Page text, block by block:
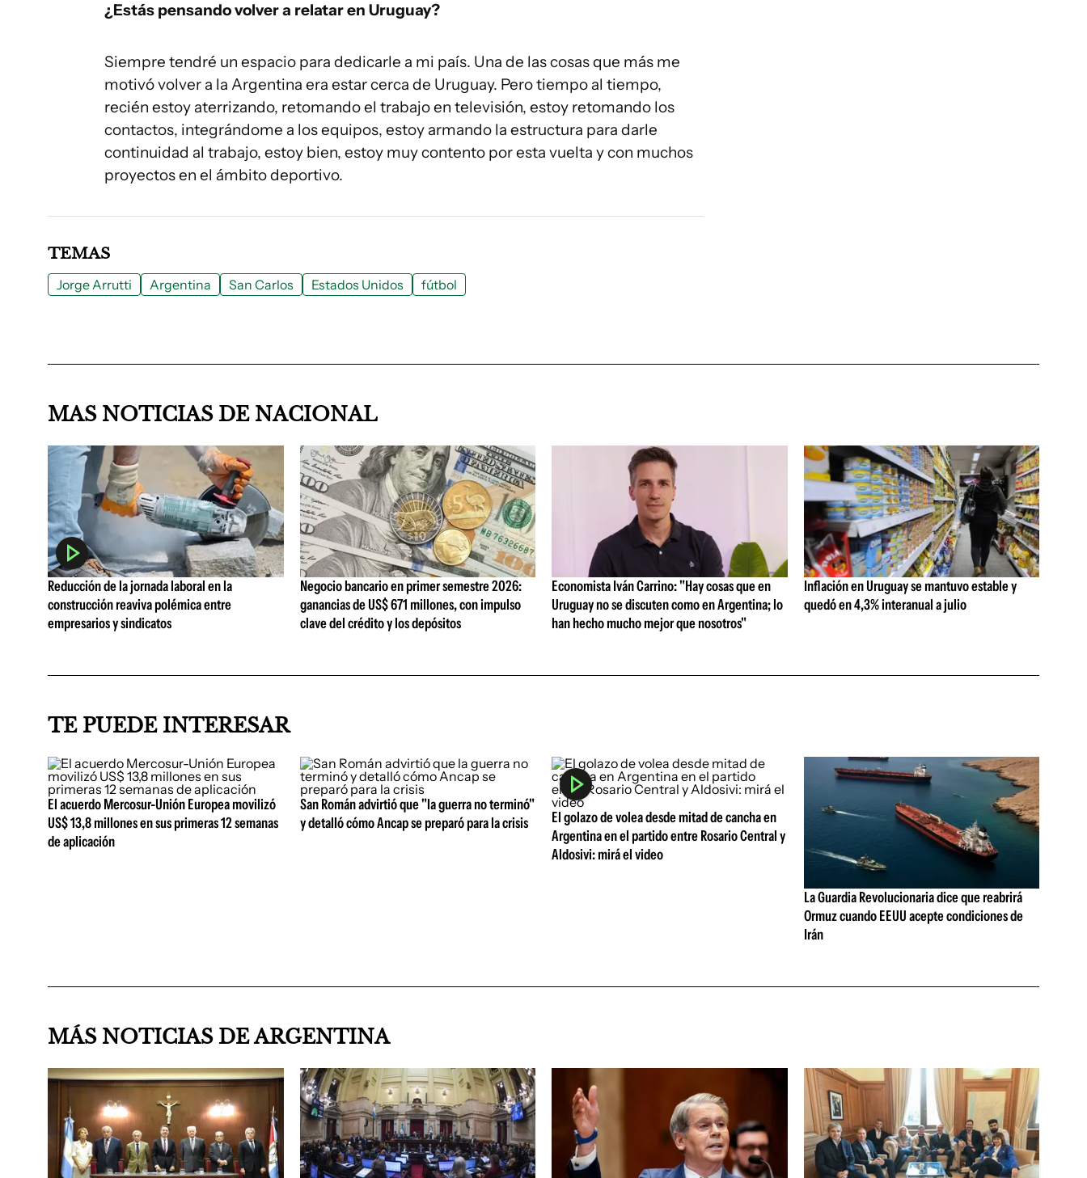
¿Estás pensando volver a relatar en Uruguay?
Siempre tendré un espacio para dedicarle a mi país. Una de las cosas que más me
motivó volver a la Argentina era estar cerca de Uruguay. Pero tiempo al tiempo,
recién estoy aterrizando, retomando el trabajo en televisión, estoy retomando los
contactos, integrándome a los equipos, estoy armando la estructura para darle
continuidad al trabajo, estoy bien, estoy muy contento por esta vuelta y con muchos
proyectos en el ámbito deportivo.
TEMAS
Jorge Arrutti Argentina San Carlos Estados Unidos fútbol
MAS NOTICIAS DE NACIONAL
Reducción de la jornada laboral en la
construcción reaviva polémica entre
empresarios y sindicatos
Negocio bancario en primer semestre 2026:
ganancias de US$ 671 millones, con impulso
clave del crédito y los depósitos
Economista Iván Carrino: "Hay cosas que en
Uruguay no se discuten como en Argentina; lo
han hecho mucho mejor que nosotros"
Inflación en Uruguay se mantuvo estable y
quedó en 4,3% interanual a julio
TE PUEDE INTERESAR
El acuerdo Mercosur-Unión Europea movilizó
US$ 13,8 millones en sus primeras 12 semanas
de aplicación
San Román advirtió que "la guerra no terminó"
y detalló cómo Ancap se preparó para la crisis
El golazo de volea desde mitad de cancha en
Argentina en el partido entre Rosario Central y
Aldosivi: mirá el video
La Guardia Revolucionaria dice que reabrirá
Ormuz cuando EEUU acepte condiciones de
Irán
MÁS NOTICIAS DE ARGENTINA